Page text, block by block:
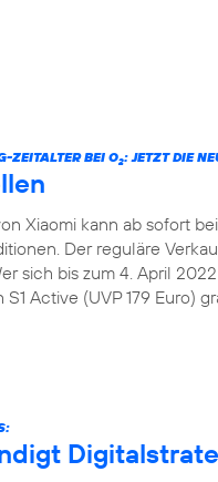
ZEITALTER BEI O2: JETZT DIE
Xiaomi kann ab sofort
Der reguläre
sich bis zum 4. April
Active (UVP 179 Euro)